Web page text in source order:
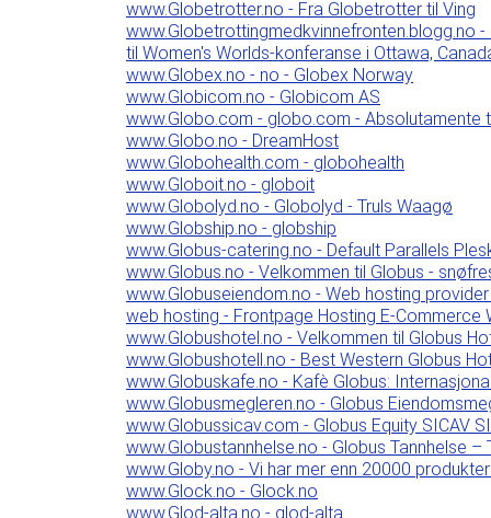
www.Globetrotter.no - Fra Globetrotter til Ving
www.Globetrottingmedkvinnefronten.blogg.no
til Women's Worlds-konferanse i Ottawa,
www.Globex.no - no - Globex Norway
www.Globicom.no - Globicom AS
www.Globo.com - globo.com -
www.Globo.no - DreamHost
www.Globohealth.com - globohealth
www.Globoit.no - globoit
www.Globolyd.no - Globolyd - Truls Waagø
www.Globship.no - globship
www.Globus-catering.no - Default Parallels
www.Globus.no - Velkommen til Globus -
www.Globuseiendom.no - Web hosting
web hosting - Frontpage Hosting E-Commerce
www.Globushotel.no - Velkommen til Globus
www.Globushotell.no - Best Western Globus
www.Globuskafe.no - Kafè Globus:
www.Globusmegleren.no - Globus
www.Globussicav.com - Globus Equity SICAV
www.Globustannhelse.no - Globus Tannhelse –
www.Globy.no - Vi har mer enn 20000
www.Glock.no - Glock.no
www.Glod-alta.no - glod-alta